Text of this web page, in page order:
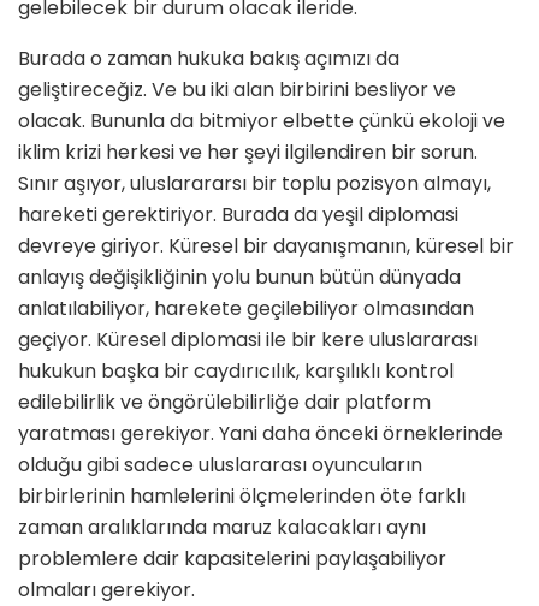
gelebilecek bir durum olacak ileride.
Burada o zaman hukuka bakış açımızı da
geliştireceğiz. Ve bu iki alan birbirini besliyor ve
olacak. Bununla da bitmiyor elbette çünkü ekoloji ve
iklim krizi herkesi ve her şeyi ilgilendiren bir sorun.
Sınır aşıyor, uluslarararsı bir toplu pozisyon almayı,
hareketi gerektiriyor. Burada da yeşil diplomasi
devreye giriyor. Küresel bir dayanışmanın, küresel bir
anlayış değişikliğinin yolu bunun bütün dünyada
anlatılabiliyor, harekete geçilebiliyor olmasından
geçiyor. Küresel diplomasi ile bir kere uluslararası
hukukun başka bir caydırıcılık, karşılıklı kontrol
edilebilirlik ve öngörülebilirliğe dair platform
yaratması gerekiyor. Yani daha önceki örneklerinde
olduğu gibi sadece uluslararası oyuncuların
birbirlerinin hamlelerini ölçmelerinden öte farklı
zaman aralıklarında maruz kalacakları aynı
problemlere dair kapasitelerini paylaşabiliyor
olmaları gerekiyor.